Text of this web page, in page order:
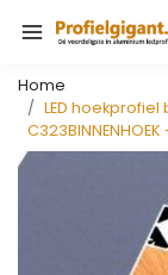
Home
LED hoekprofiel